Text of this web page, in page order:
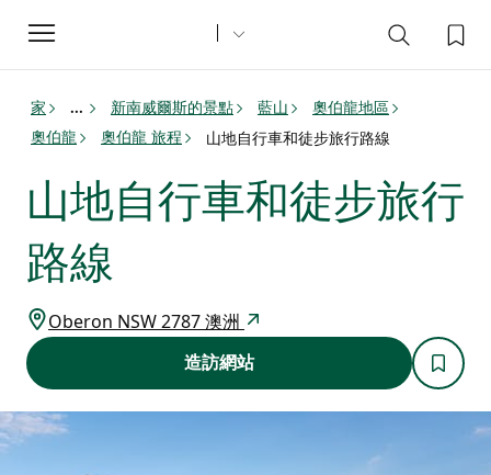
Toggle
navigation
家 ... 新南威爾斯的景點 藍山
奧伯龍地區
奧伯龍
奧伯龍 旅程 山地自行車和徒步旅行路線
山地自行車和徒步旅行
路線
Oberon NSW 2787 澳洲
造訪網站